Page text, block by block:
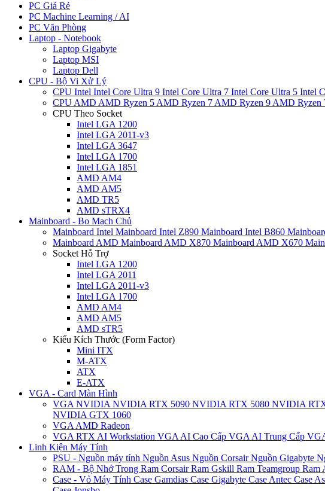
PC Giá Rẻ
PC Machine Learning / AI
PC Văn Phòng
Laptop - Notebook
Laptop Gigabyte
Laptop MSI
Laptop Dell
CPU - Bộ Vi Xử Lý
CPU Intel Intel Core Ultra 9 Intel Core Ultra 7 Intel Core Ultra 5 Intel
CPU AMD AMD Ryzen 5 AMD Ryzen 7 AMD Ryzen 9 AMD Ryzen
CPU Theo Socket
Intel LGA 1200
Intel LGA 2011-v3
Intel LGA 3647
Intel LGA 1700
Intel LGA 1851
AMD AM4
AMD AM5
AMD TR5
AMD sTRX4
Mainboard - Bo Mạch Chủ
Mainboard Intel Mainboard Intel Z890 Mainboard Intel B860
Mainboard AMD Mainboard AMD X870 Mainboard AMD X670
Socket Hỗ Trợ
Intel LGA 1200
Intel LGA 2011
Intel LGA 2011-v3
Intel LGA 1700
AMD AM4
AMD AM5
AMD sTR5
Kiểu Kích Thước (Form Factor)
Mini ITX
M-ATX
ATX
E-ATX
VGA - Card Màn Hình
VGA NVIDIA NVIDIA RTX 5090 NVIDIA RTX 5080 NVIDIA
NVIDIA GTX 1060
VGA AMD Radeon
VGA RTX AI Workstation VGA AI Cao Cấp VGA AI Trung Cấp
Linh Kiện Máy Tính
PSU - Nguồn máy tính Nguồn Asus Nguồn CorsairNguồn Gigabyte
RAM - Bộ Nhớ Trong Ram CorsairRam Gskill Ram Teamgroup Ram
Case - Vỏ Máy Tính Case Gamdias Case Gigabyte Case Antec Case